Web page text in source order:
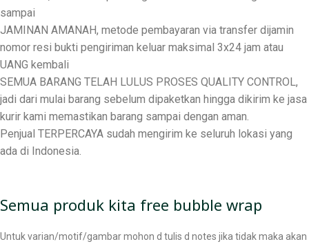
sampai
JAMINAN AMANAH, metode pembayaran via transfer dijamin
nomor resi bukti pengiriman keluar maksimal 3x24 jam atau
UANG kembali
SEMUA BARANG TELAH LULUS PROSES QUALITY CONTROL,
jadi dari mulai barang sebelum dipaketkan hingga dikirim ke jasa
kurir kami memastikan barang sampai dengan aman.
Penjual TERPERCAYA sudah mengirim ke seluruh lokasi yang
ada di Indonesia.
Semua produk kita free bubble wrap
Untuk varian/motif/gambar mohon d tulis d notes jika tidak maka akan